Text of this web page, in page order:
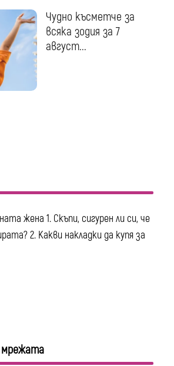
Чудно късметче за
всяка зодия за 7
август...
жена 1. Скъпи, сигурен ли си, че
2. Какви накладки да купя за